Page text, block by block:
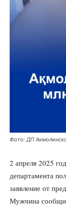
Фото: ДП
2 апреля 2025
департамента
заявление от
Мужчина